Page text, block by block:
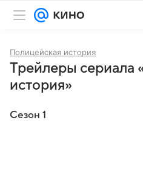
Полицейская история
Трейлеры сериала
история»
Сезон 1